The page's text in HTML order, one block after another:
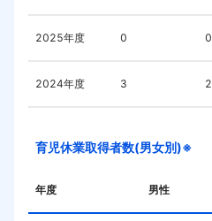
2025年度 0 0
2024年度 3 2
育児休業取得者数(男女別)※
年度 男性